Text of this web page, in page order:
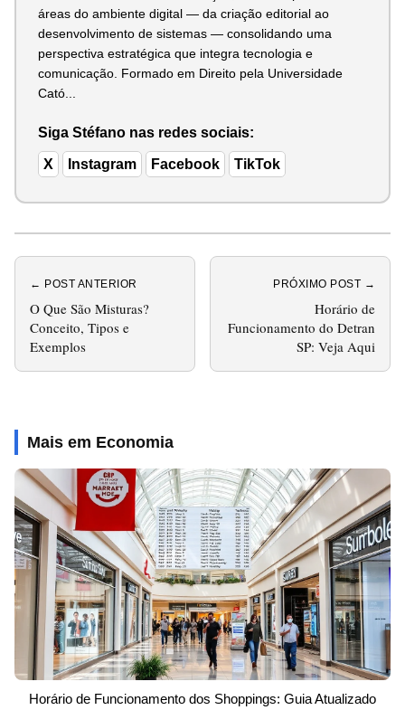
áreas do ambiente digital — da criação editorial ao
desenvolvimento de sistemas — consolidando uma
perspectiva estratégica que integra tecnologia e
comunicação. Formado em Direito pela Universidade
Cató...
Siga Stéfano nas redes sociais:
X Instagram Facebook TikTok
← POST ANTERIOR
O Que São Misturas?
Conceito, Tipos e
Exemplos
PRÓXIMO POST →
Horário de
Funcionamento do Detran
SP: Veja Aqui
Mais em Economia
Horário de Funcionamento dos Shoppings: Guia Atualizado